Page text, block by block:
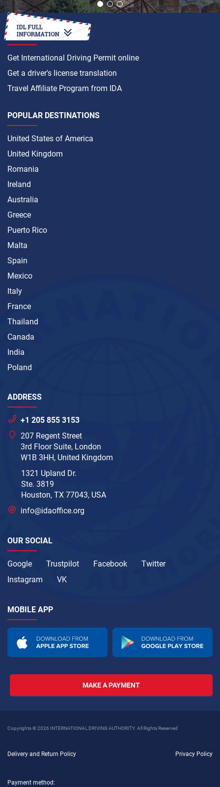
HOW TO
Get International Driving Permit online
Get a driver's license translation
Travel Affiliate Program from IDA
POPULAR DESTINATIONS
United States of America
United Kingdom
Romania
Ireland
Australia
Greece
Puerto Rico
Malta
Spain
Mexico
Italy
France
Thailand
Canada
India
Poland
ADDRESS
+1 205 855 3153
207 Regent Street
3rd Floor Suite, London
W1B 3HH, United Kingdom
1321 Upland Dr.
Ste. 3819
Houston, TX 77043, USA
info@idaoffice.org
OUR SOCIAL
Google Trustpilot Facebook
Twitter
Instagram
VK
MOBILE APP
MAKE A PAYMENT
Copyrights © 2026 INTERNATIONAL DRIVING AUTHORITY. All Rights Reserved
Delivery and Return Policy Privacy Policy
Payment method: